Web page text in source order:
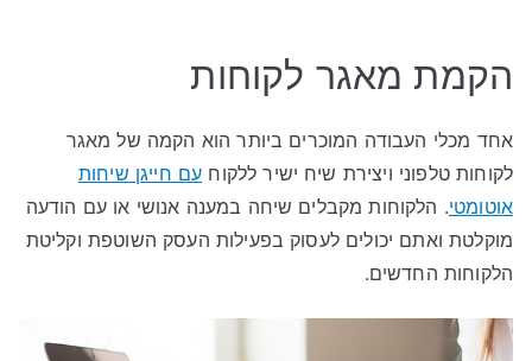
הקמת מאגר לקוחות
אחד מכלי העבודה המוכרים ביותר הוא הקמה של מאגר
לקוחות טלפוני ויצירת שיח ישיר ללקוח עם חייגן שיחות
אוטומטי. הלקוחות מקבלים שיחה במענה אנושי או עם הודעה
מוקלטת ואתם יכולים לעסוק בפעילות העסק השוטפת וקליטת
הלקוחות החדשים.